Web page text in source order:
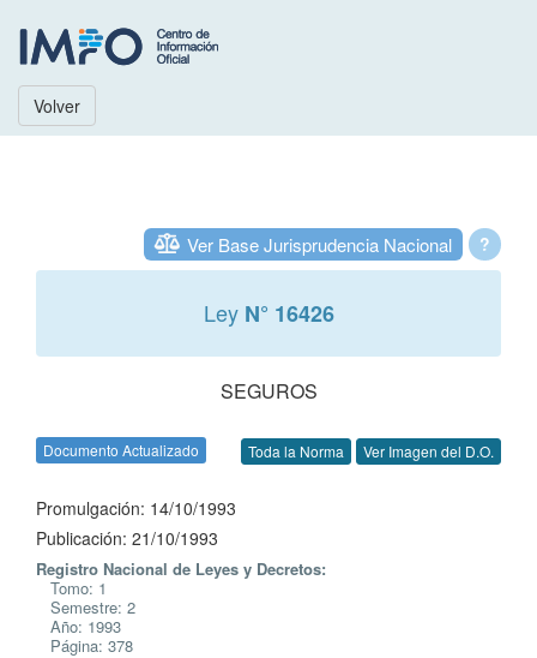
Volver
?
Ver Base Jurisprudencia Nacional
Ley N° 16426
SEGUROS
Documento Actualizado Toda la Norma Ver Imagen del D.O.
Promulgación: 14/10/1993
Publicación: 21/10/1993
Registro Nacional de Leyes y Decretos:
Tomo: 1
Semestre: 2
Año: 1993
Página: 378